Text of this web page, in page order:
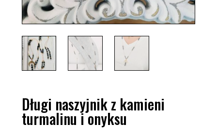
Długi naszyjnik z kamieni
turmalinu i onyksu